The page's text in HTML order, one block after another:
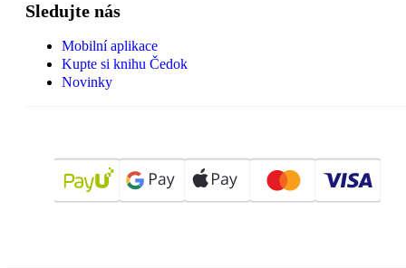
Sledujte nás
Mobilní aplikace
Kupte si knihu Čedok
Novinky